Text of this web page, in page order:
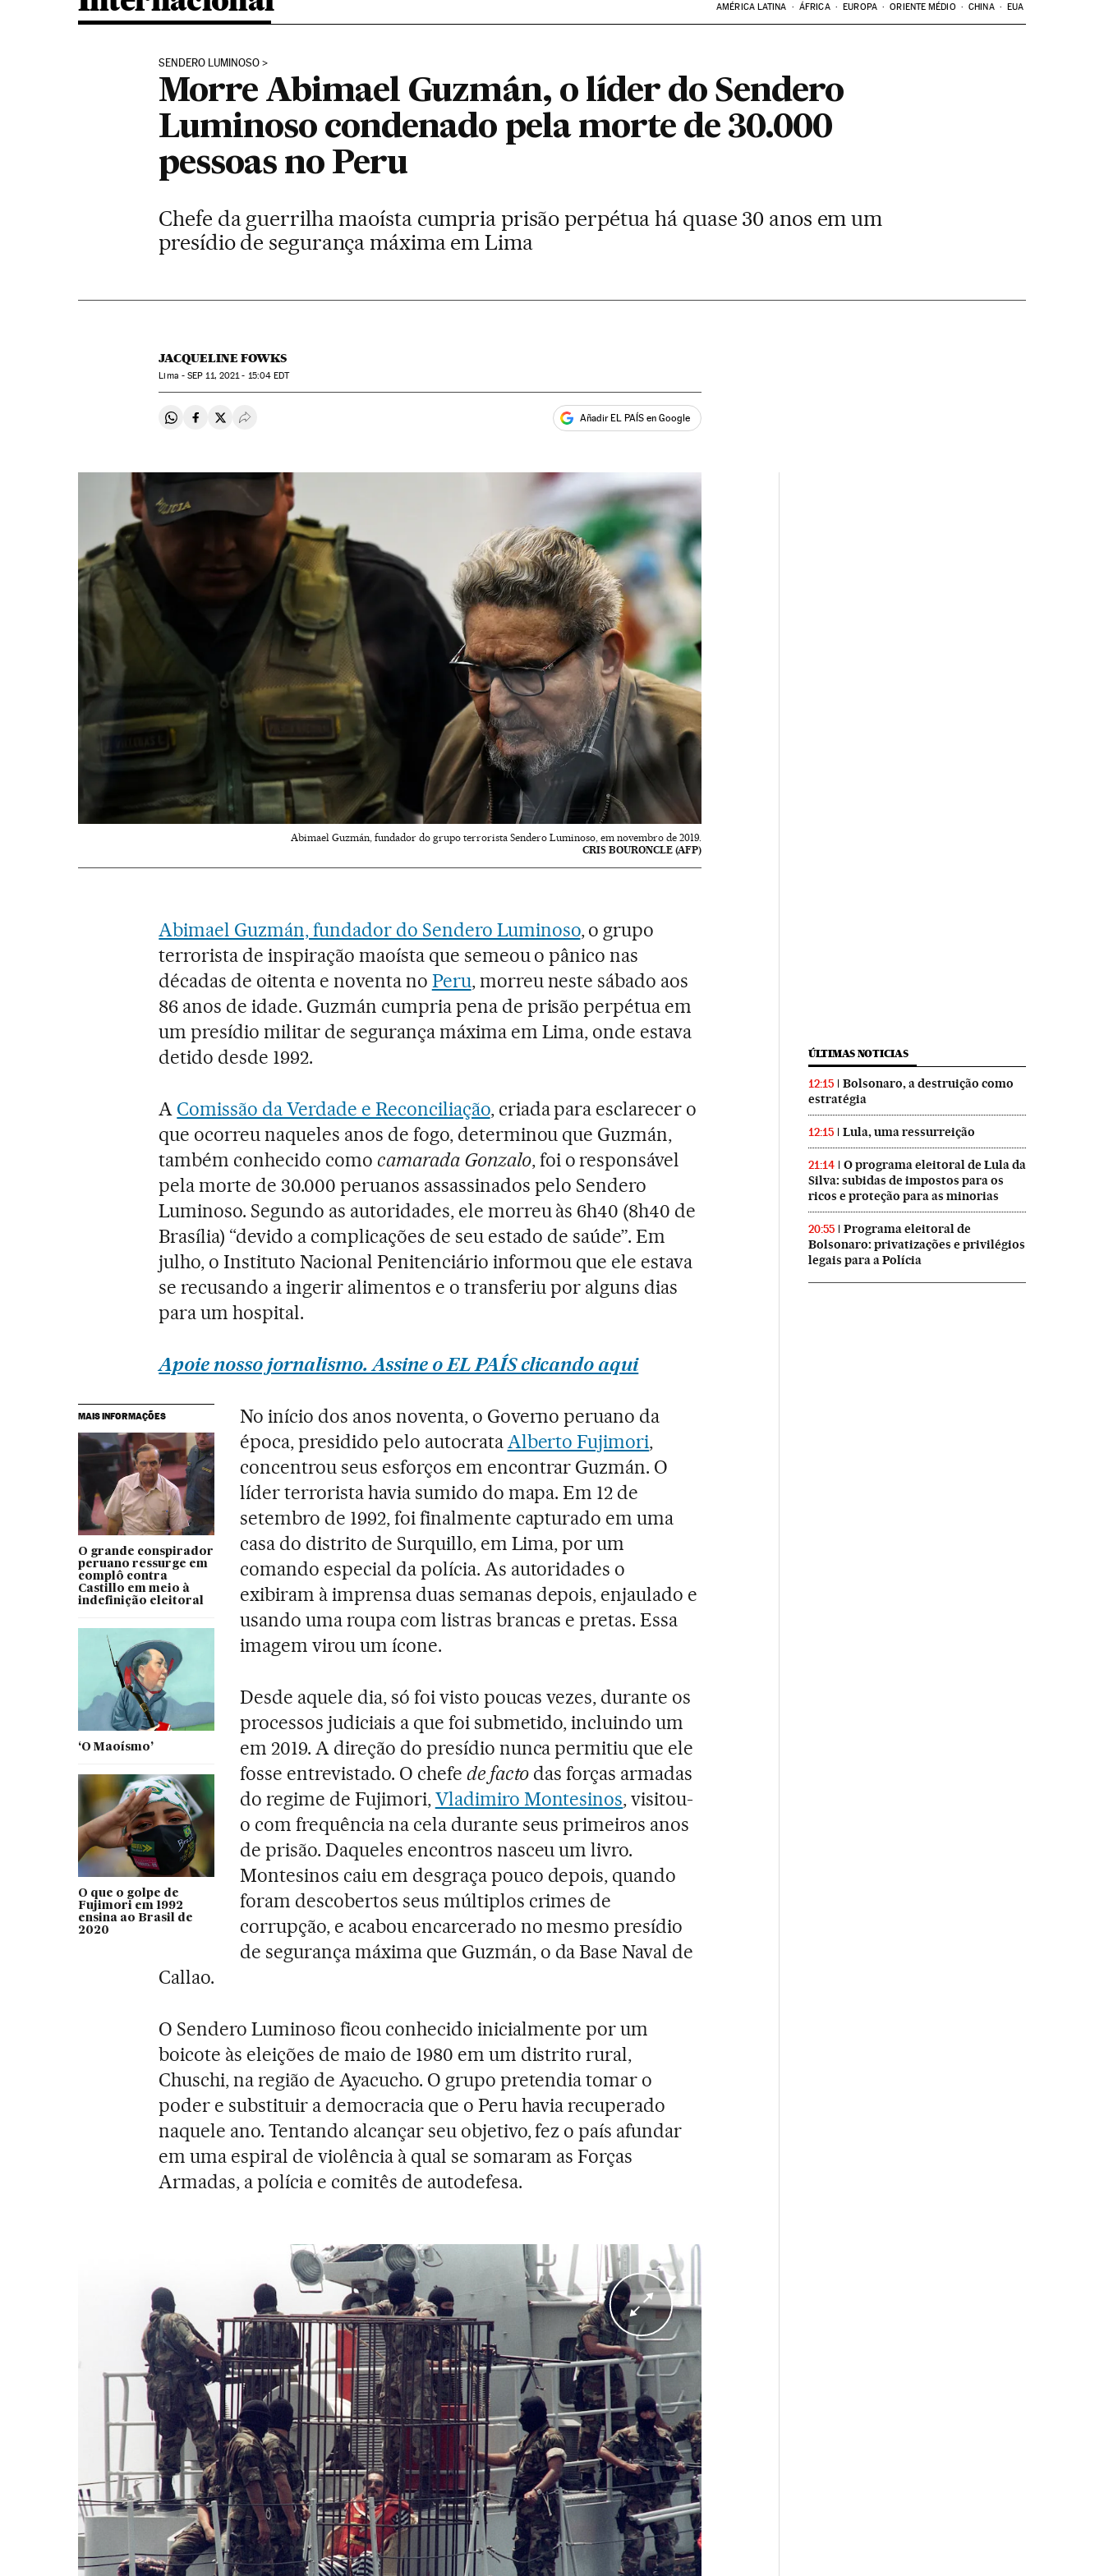
AMÉRICA LATINA ÁFRICA EUROPA ORIENTE MÉDIO CHINA EUA
SENDERO LUMINOSO
Morre Abimael Guzmán, o líder do Sendero
Luminoso condenado pela morte de 30.000
pessoas no Peru
Chefe da guerrilha maoísta cumpria prisão perpétua há quase 30 anos em um
presídio de segurança máxima em Lima
JACQUELINE FOWKS
Lima -SEP 11, 2021 - 15:04 EDT
Compartir en Whatsapp
Compartir en Facebook
Compartir en Twitter
Desplegar Redes Sociales Añadir EL PAÍS en Google
Abimael Guzmán, fundador do grupo terrorista Sendero Luminoso, em novembro de 2019.
CRIS BOURONCLE (AFP)
Abimael Guzmán, fundador do Sendero Luminoso, o grupo
terrorista de inspiração maoísta que semeou o pânico nas
décadas de oitenta e noventa no Peru, morreu neste sábado aos
86 anos de idade. Guzmán cumpria pena de prisão perpétua em
um presídio militar de segurança máxima em Lima, onde estava
detido desde 1992.
A Comissão da Verdade e Reconciliação, criada para esclarecer o
que ocorreu naqueles anos de fogo, determinou que Guzmán,
também conhecido como camarada Gonzalo, foi o responsável
pela morte de 30.000 peruanos assassinados pelo Sendero
Luminoso. Segundo as autoridades, ele morreu às 6h40 (8h40 de
Brasília) “devido a complicações de seu estado de saúde”. Em
julho, o Instituto Nacional Penitenciário informou que ele estava
se recusando a ingerir alimentos e o transferiu por alguns dias
para um hospital.
Apoie nosso jornalismo. Assine o EL PAÍS clicando aqui
MAIS INFORMAÇÕES
O grande conspirador
peruano ressurge em
complô contra
Castillo em meio à
indefinição eleitoral
‘O Maoísmo’
O que o golpe de
Fujimori em 1992
ensina ao Brasil de
2020
No início dos anos noventa, o Governo peruano da
época, presidido pelo autocrataAlberto Fujimori,
concentrou seus esforços em encontrar Guzmán. O
líder terrorista havia sumido do mapa. Em 12 de
setembro de 1992, foi finalmente capturado em uma
casa do distrito de Surquillo, em Lima, por um
comando especial da polícia. As autoridades o
exibiram à imprensa duas semanas depois, enjaulado e
usando uma roupa com listras brancas e pretas. Essa
imagem virou um ícone.
Desde aquele dia, só foi visto poucas vezes, durante os
processos judiciais a que foi submetido, incluindo um
em 2019. A direção do presídio nunca permitiu que ele
fosse entrevistado. O chefe de facto das forças armadas
do regime de Fujimori,Vladimiro Montesinos, visitou-
o com frequência na cela durante seus primeiros anos
de prisão. Daqueles encontros nasceu um livro.
Montesinos caiu em desgraça pouco depois, quando
foram descobertos seus múltiplos crimes de
corrupção, e acabou encarcerado no mesmo presídio
de segurança máxima que Guzmán, o da Base Naval de
Callao.
O Sendero Luminoso ficou conhecido inicialmente por um
boicote às eleições de maio de 1980 em um distrito rural,
Chuschi, na região de Ayacucho. O grupo pretendia tomar o
poder e substituir a democracia que o Peru havia recuperado
naquele ano. Tentando alcançar seu objetivo, fez o país afundar
em uma espiral de violência à qual se somaram as Forças
Armadas, a polícia e comitês de autodefesa.
ÚLTIMAS NOTICIAS
12:15
Bolsonaro, a destruição como
estratégia
12:15 Lula, uma ressurreição
21:14
O programa eleitoral de Lula da
Silva: subidas de impostos para os
ricos e proteção para as minorias
20:55
Programa eleitoral de
Bolsonaro: privatizações e privilégios
legais para a Polícia